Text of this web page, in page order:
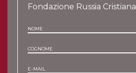
Fondazione Russia Cristiana
NOME
COGNOME
E-MAIL